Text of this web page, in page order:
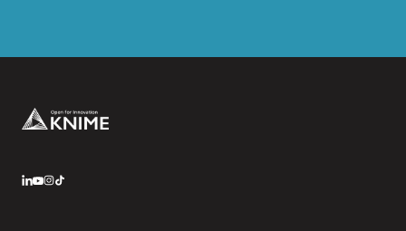
Footer
LinkedIn
YouTube
Instagram